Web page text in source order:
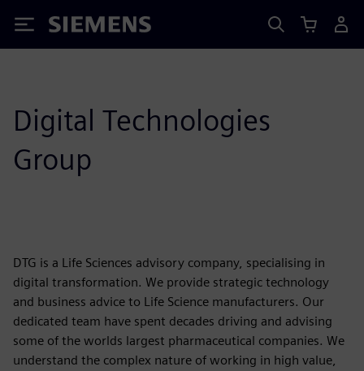
Siemens
Digital Technologies
Group
DTG is a Life Sciences advisory company, specialising in
digital transformation. We provide strategic technology
and business advice to Life Science manufacturers. Our
dedicated team have spent decades driving and advising
some of the worlds largest pharmaceutical companies. We
understand the complex nature of working in high value,